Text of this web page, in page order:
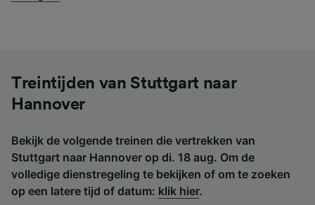
Treintijden van Stuttgart naar
Hannover
Bekijk de volgende treinen die vertrekken van
Stuttgart naar Hannover op di. 18 aug. Om de
volledige dienstregeling te bekijken of om te zoeken
op een latere tijd of datum: klik hier.